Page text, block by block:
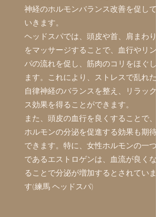
神経のホルモンバランス改善を促して
いきます。
ヘッドスパでは、頭皮や首、肩まわり
をマッサージすることで、血行やリン
パの流れを促し、筋肉のコリをほぐし
ます。これにより、ストレスで乱れた
自律神経のバランスを整え、リラック
ス効果を得ることができます。
また、頭皮の血行を良くすることで、
ホルモンの分泌を促進する効果も期待
できます。特に、女性ホルモンの一つ
であるエストロゲンは、血流が良くな
ることで分泌が増加するとされていま
す(練馬 ヘッドスパ)